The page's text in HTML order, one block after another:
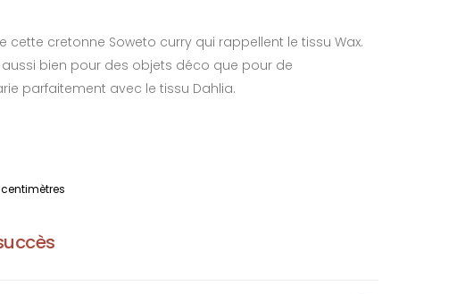
cette cretonne Soweto curry qui rappellent le tissu Wax.
bien pour des objets déco que pour de
parfaitement avec le tissu Dahlia.